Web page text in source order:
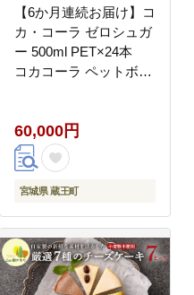
【6か月連続お届け】コ
カ・コーラ ゼロシュガ
ー 500ml PET×24本
コカコーラ ペットボト
60,000円
宮城県 蔵王町